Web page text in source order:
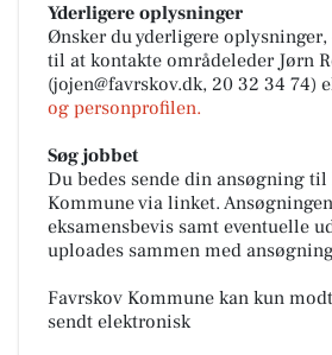
Yderligere oplysninger
Ønsker du yderligere
til at kontakte områdeleder Jørn
(jojen@favrskov.dk, 20 32 34 74)
og personprofilen.
Søg jobbet
Du bedes sende din ansøgning til
Kommune via linket.
eksamensbevis samt eventuelle
uploades sammen med
Favrskov Kommune kan kun
sendt elektronisk